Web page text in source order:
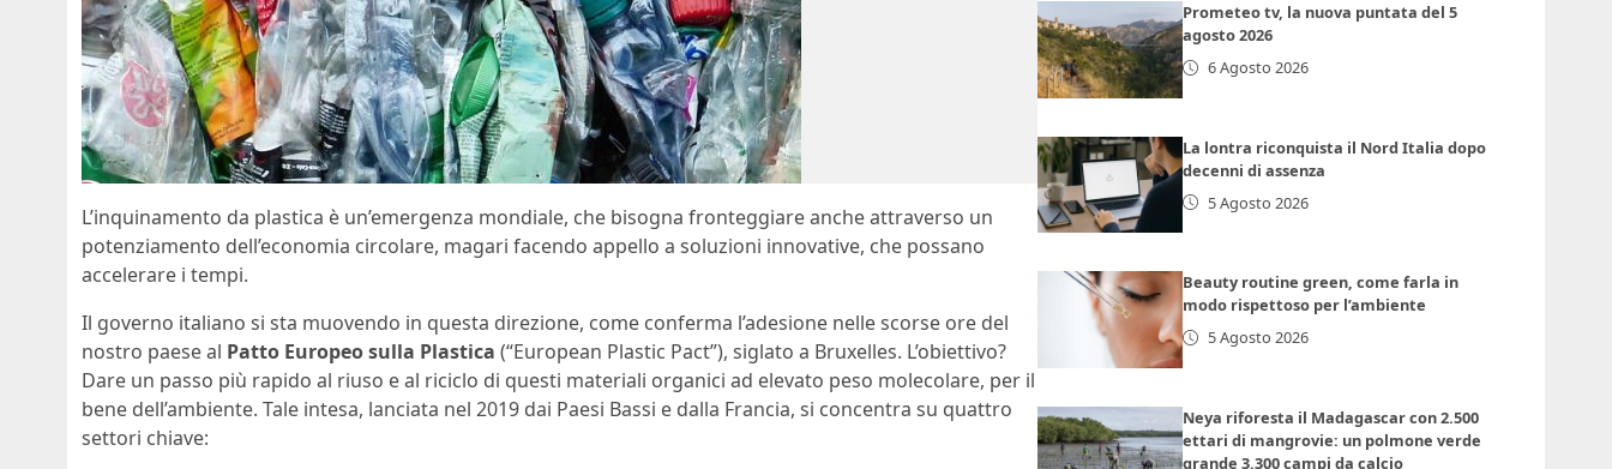
L’inquinamento da plastica è un’emergenza mondiale, che bisogna fronteggiare anche attraverso un
potenziamento dell’economia circolare, magari facendo appello a soluzioni innovative, che possano
accelerare i tempi.
Il governo italiano si sta muovendo in questa direzione, come conferma l’adesione nelle scorse ore del
nostro paese al Patto Europeo sulla Plastica (“European Plastic Pact”), siglato a Bruxelles. L’obiettivo?
Dare un passo più rapido al riuso e al riciclo di questi materiali organici ad elevato peso molecolare, per il
bene dell’ambiente. Tale intesa, lanciata nel 2019 dai Paesi Bassi e dalla Francia, si concentra su quattro
settori chiave:
Prometeo tv, la nuova puntata del 5
agosto 2026
6 Agosto 2026
La lontra riconquista il Nord Italia dopo
decenni di assenza
5 Agosto 2026
Beauty routine green, come farla in
modo rispettoso per l’ambiente
5 Agosto 2026
Neya riforesta il Madagascar con 2.500
ettari di mangrovie: un polmone verde
grande 3.300 campi da calcio